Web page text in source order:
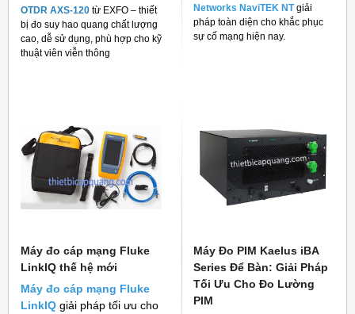
OTDR AXS-120 từ EXFO – thiết
bị đo suy hao quang chất lượng
cao, dễ sử dụng, phù hợp cho kỹ
thuật viên viễn thông
Networks NaviTEK NT giải
pháp toàn diện cho khắc phục
sự cố mạng hiện nay.
Máy đo cáp mạng Fluke
LinkIQ thế hệ mới
Máy đo cáp mạng Fluke
LinkIQ giải pháp tối ưu cho
Máy Đo PIM Kaelus iBA
Series Để Bàn: Giải Pháp
Tối Ưu Cho Đo Lường
PIM